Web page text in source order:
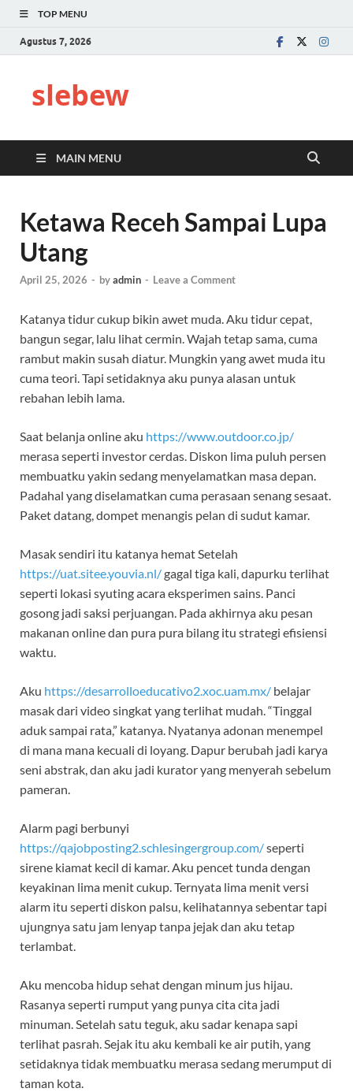
TOP MENU
Agustus 7, 2026
slebew
MAIN MENU
Ketawa Receh Sampai Lupa
Utang
April 25, 2026 - byadmin - Leave a Comment
Katanya tidur cukup bikin awet muda. Aku tidur cepat,
bangun segar, lalu lihat cermin. Wajah tetap sama, cuma
rambut makin susah diatur. Mungkin yang awet muda itu
cuma teori. Tapi setidaknya aku punya alasan untuk
rebahan lebih lama.
Saat belanja online aku https://www.outdoor.co.jp/
merasa seperti investor cerdas. Diskon lima puluh persen
membuatku yakin sedang menyelamatkan masa depan.
Padahal yang diselamatkan cuma perasaan senang sesaat.
Paket datang, dompet menangis pelan di sudut kamar.
Masak sendiri itu katanya hemat Setelah
https://uat.sitee.youvia.nl/gagal tiga kali, dapurku terlihat
seperti lokasi syuting acara eksperimen sains. Panci
gosong jadi saksi perjuangan. Pada akhirnya aku pesan
makanan online dan pura pura bilang itu strategi efisiensi
waktu.
Aku https://desarrolloeducativo2.xoc.uam.mx/ belajar
masak dari video singkat yang terlihat mudah. “Tinggal
aduk sampai rata,” katanya. Nyatanya adonan menempel
di mana mana kecuali di loyang. Dapur berubah jadi karya
seni abstrak, dan aku jadi kurator yang menyerah sebelum
pameran.
Alarm pagi berbunyi
https://qajobposting2.schlesingergroup.com/seperti
sirene kiamat kecil di kamar. Aku pencet tunda dengan
keyakinan lima menit cukup. Ternyata lima menit versi
alarm itu seperti diskon palsu, kelihatannya sebentar tapi
ujungnya satu jam lenyap tanpa jejak dan aku tetap
terlambat.
Aku mencoba hidup sehat dengan minum jus hijau.
Rasanya seperti rumput yang punya cita cita jadi
minuman. Setelah satu teguk, aku sadar kenapa sapi
terlihat pasrah. Sejak itu aku kembali ke air putih, yang
setidaknya tidak membuatku merasa sedang merumput di
taman kota.